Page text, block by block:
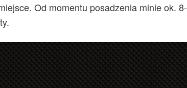
Od momentu posadzenia minie ok. 8-